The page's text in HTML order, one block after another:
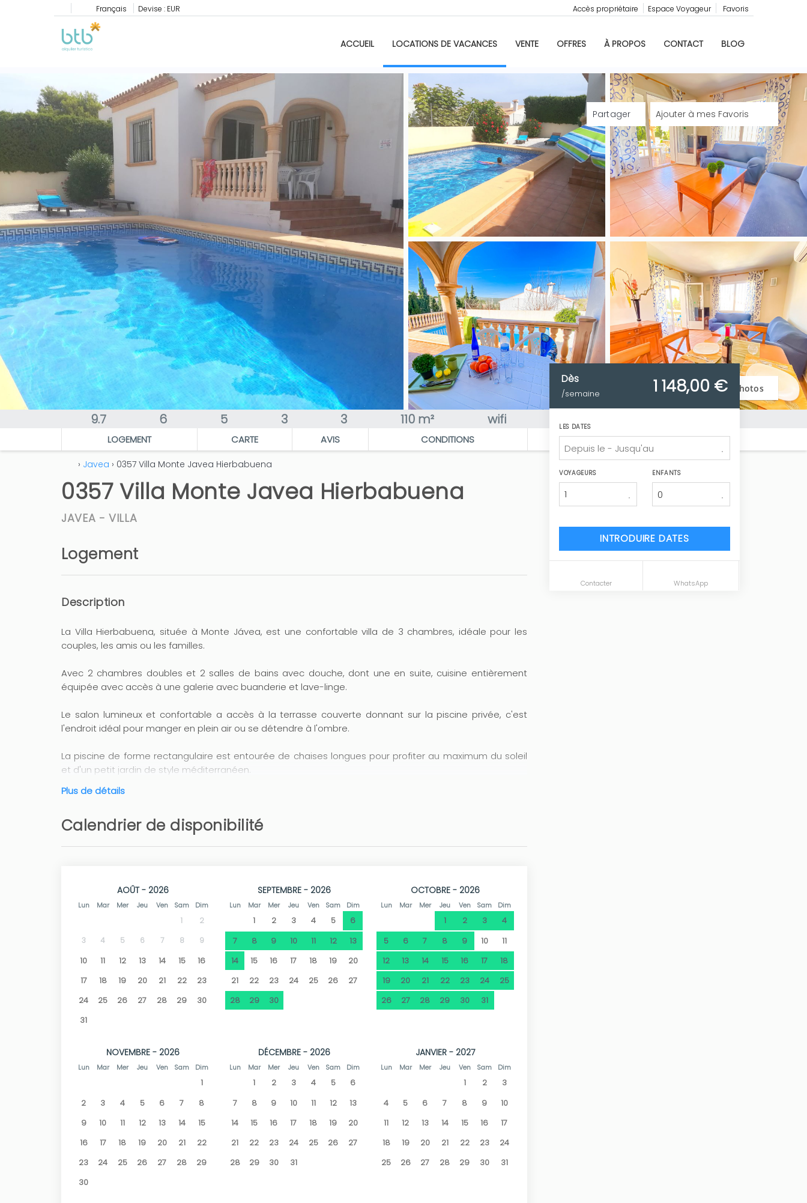
Français Devise : EUR Favoris
Espace Voyageur
Accès propriétaire
ACCUEIL LOCATIONS DE VACANCES VENTE OFFRES À PROPOS CONTACT BLOG
Voir photos
Ajouter à mes Favoris
Partager
9.7 6 5 3 3 110 m² wifi
LOGEMENT CARTE AVIS CONDITIONS
› Javea › 0357 Villa Monte Javea Hierbabuena
0357 Villa Monte Javea Hierbabuena
JAVEA -VILLA
Dès
/semaine 1 148,00 €
LES DATES
VOYAGEURS
1
ENFANTS
INTRODUIRE DATES
Contacter WhatsApp
Logement
Description
La Villa Hierbabuena, située à Monte Jávea, est une confortable villa de 3 chambres, idéale pour les
couples, les amis ou les familles.
Avec 2 chambres doubles et 2 salles de bains avec douche, dont une en suite, cuisine entièrement
équipée avec accès à une galerie avec buanderie et lave-linge.
Le salon lumineux et confortable a accès à la terrasse couverte donnant sur la piscine privée, c'est
l'endroit idéal pour manger en plein air ou se détendre à l'ombre.
La piscine de forme rectangulaire est entourée de chaises longues pour profiter au maximum du soleil
et d'un petit jardin de style méditerranéen.
moment de l'année.
Connexion Wifi.
Jávea propose un large éventail d'activités, tant culturelles, ludiques ou sportives, des sentiers de
randonnée à la plongée sous-marine.
Plus de détails
Calendrier de disponibilité
AOÛT - 2026
Lun Mar Mer Jeu Ven Sam Dim
1
2
3
4 5 6 7 8 9
10 11 12 13 14 15
16
17
18 19 20 21 22
23
24
25 26 27 28 29
30
31
SEPTEMBRE - 2026
Lun Mar Mer Jeu Ven Sam Dim
1 2 3 4 5
6
7
8 9 10 11 12
13
14
15 16 17 18 19
20
21
22 23 24 25 26
27
28
29 30
OCTOBRE - 2026
Lun Mar Mer Jeu Ven Sam Dim
1 2 3
4
5
6 7 8 9 10
11
12
13 14 15 16 17
18
19
20 21 22 23 24
25
26
27 28 29 30 31
NOVEMBRE - 2026
Lun Mar Mer Jeu Ven Sam Dim
1
2
3 4 5 6 7
8
9
10 11 12 13 14
15
16
17 18 19 20 21
22
23
24 25 26 27 28
29
30
DÉCEMBRE - 2026
Lun Mar Mer Jeu Ven Sam Dim
1 2 3 4 5
6
7
8 9 10 11 12
13
14
15 16 17 18 19
20
21
22 23 24 25 26
27
28
29 30 31
JANVIER - 2027
Lun Mar Mer Jeu Ven Sam Dim
1 2
3
4
5 6 7 8 9
10
11
12 13 14 15 16
17
18
19 20 21 22 23
24
25
26 27 28 29 30 31